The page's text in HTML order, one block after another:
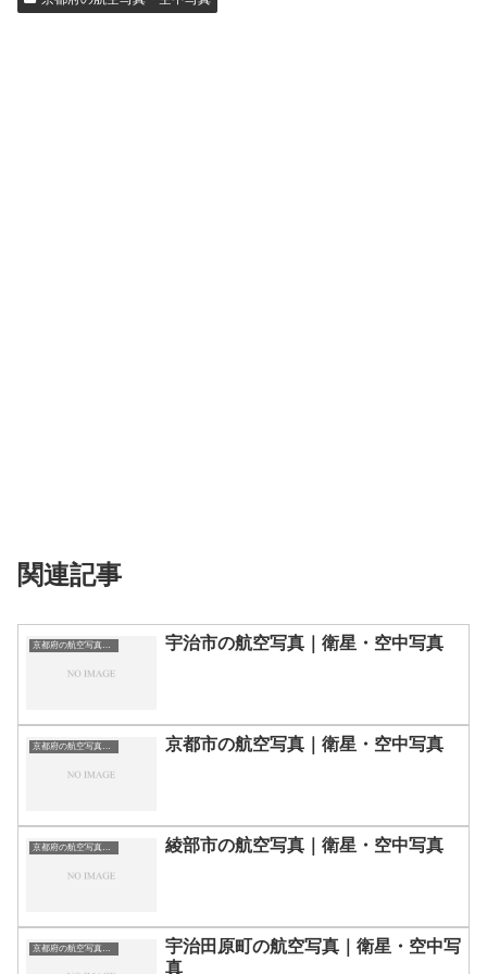
関連記事
京都府の航空写真・空中写真 宇治市の航空写真｜衛星・空中写真
京都府の航空写真・空中写真 京都市の航空写真｜衛星・空中写真
京都府の航空写真・空中写真 綾部市の航空写真｜衛星・空中写真
京都府の航空写真・空中写真
宇治田原町の航空写真｜衛星・空中写
真